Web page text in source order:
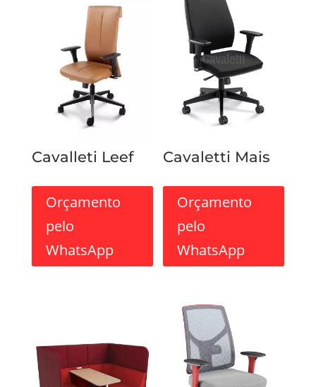
Cavalleti Leef
Orçamento
pelo
WhatsApp
Cavaletti Mais
Orçamento
pelo
WhatsApp